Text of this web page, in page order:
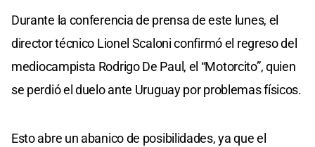
Durante la conferencia de prensa de este lunes, el
director técnico Lionel Scaloni confirmó el regreso del
mediocampista Rodrigo De Paul, el “Motorcito”, quien
se perdió el duelo ante Uruguay por problemas físicos.
Esto abre un abanico de posibilidades, ya que el